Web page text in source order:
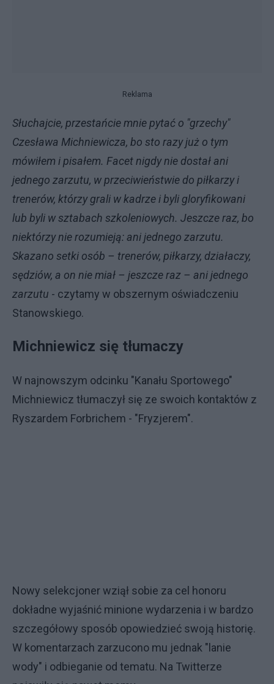
Reklama
Słuchajcie, przestańcie mnie pytać o "grzechy"
Czesława Michniewicza, bo sto razy już o tym
mówiłem i pisałem. Facet nigdy nie dostał ani
jednego zarzutu, w przeciwieństwie do piłkarzy i
trenerów, którzy grali w kadrze i byli gloryfikowani
lub byli w sztabach szkoleniowych. Jeszcze raz, bo
niektórzy nie rozumieją: ani jednego zarzutu.
Skazano setki osób – trenerów, piłkarzy, działaczy,
sędziów, a on nie miał – jeszcze raz – ani jednego
zarzutu - czytamy w obszernym oświadczeniu
Stanowskiego.
Michniewicz się tłumaczy
W najnowszym odcinku "Kanału Sportowego"
Michniewicz tłumaczył się ze swoich kontaktów z
Ryszardem Forbrichem - "Fryzjerem".
Nowy selekcjoner wziął sobie za cel honoru
dokładne wyjaśnić minione wydarzenia i w bardzo
szczegółowy sposób opowiedzieć swoją historię.
W komentarzach zarzucono mu jednak "lanie
wody" i odbieganie od tematu. Na Twitterze